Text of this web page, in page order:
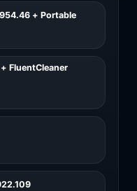
+ Portable
FluentCleaner